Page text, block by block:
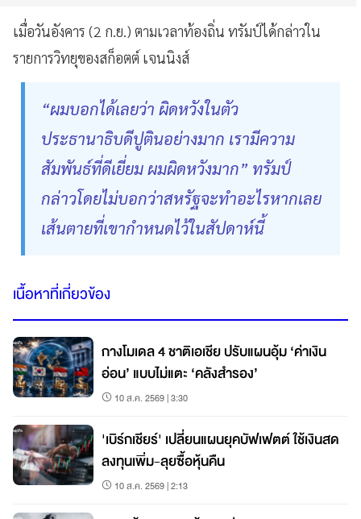
เมื่อวันอังคาร (2 ก.ย.) ตามเวลาท้องถิ่น ทรัมป์ได้กล่าวใน
รายการวิทยุของสก็อตต์ เจนนิงส์
“ผมบอกได้เลยว่า ผิดหวังในตัว
ประธานาธิบดีปูตินอย่างมาก เรามีความ
สัมพันธ์ที่ดีเยี่ยม ผมผิดหวังมาก” ทรัมป์
กล่าวโดยไม่บอกว่าสหรัฐจะทำอะไรหากเลย
เส้นตายที่เขากำหนดไว้ในสัปดาห์นี้
เนื้อหาที่เกี่ยวข้อง
กางโมเดล 4 ชาติเอเชีย ปรับแผนอุ้ม ‘ค่าเงิน
อ่อน’ แบบไม่แตะ ‘คลังสำรอง’
10 ส.ค. 2569 | 3:30
'เบิร์กเชียร์' เปลี่ยนแผนยุคบัฟเฟตต์ ใช้เงินสด
ลงทุนเพิ่ม-ลุยซื้อหุ้นคืน
10 ส.ค. 2569 | 2:13